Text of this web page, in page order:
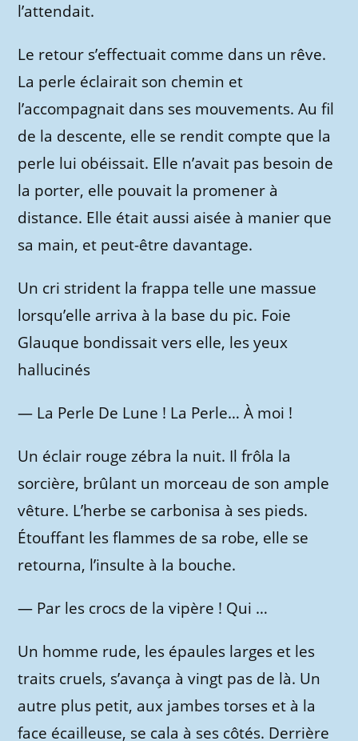
l’attendait.
Le retour s’effectuait comme dans un rêve.
La perle éclairait son chemin et
l’accompagnait dans ses mouvements. Au fil
de la descente, elle se rendit compte que la
perle lui obéissait. Elle n’avait pas besoin de
la porter, elle pouvait la promener à
distance. Elle était aussi aisée à manier que
sa main, et peut-être davantage.
Un cri strident la frappa telle une massue
lorsqu’elle arriva à la base du pic. Foie
Glauque bondissait vers elle, les yeux
hallucinés
— La Perle De Lune ! La Perle… À moi !
Un éclair rouge zébra la nuit. Il frôla la
sorcière, brûlant un morceau de son ample
vêture. L’herbe se carbonisa à ses pieds.
Étouffant les flammes de sa robe, elle se
retourna, l’insulte à la bouche.
— Par les crocs de la vipère ! Qui …
Un homme rude, les épaules larges et les
traits cruels, s’avança à vingt pas de là. Un
autre plus petit, aux jambes torses et à la
face écailleuse, se cala à ses côtés. Derrière